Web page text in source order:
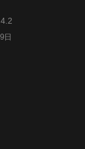
4.2
日